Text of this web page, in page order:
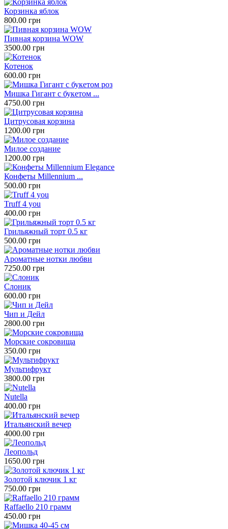
Корзинка яблок
800.00 грн
Пивная корзина WOW
3500.00 грн
Котенок
600.00 грн
Мишка Гигант с букетом ...
4750.00 грн
Цитрусовая корзина
1200.00 грн
Милое создание
1200.00 грн
Конфеты Millennium ...
500.00 грн
Truff 4 you
400.00 грн
Грильяжный торт 0.5 кг
500.00 грн
Ароматные нотки любви
7250.00 грн
Слоник
600.00 грн
Чип и Дейл
2800.00 грн
Морские сокровища
350.00 грн
Мультифрукт
3800.00 грн
Nutella
400.00 грн
Итальянский вечер
4000.00 грн
Леопольд
1650.00 грн
Золотой ключик 1 кг
750.00 грн
Raffaello 210 грамм
450.00 грн